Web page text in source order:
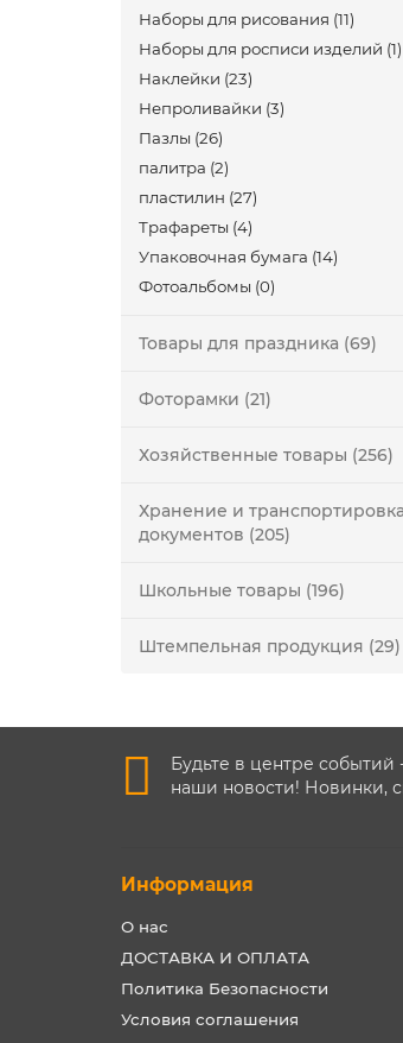
Наборы для рисования (11)
Наборы для росписи изделий (1)
Наклейки (23)
Непроливайки (3)
Пазлы (26)
палитра (2)
пластилин (27)
Трафареты (4)
Упаковочная бумага (14)
Фотоальбомы (0)
Товары для праздника (69)
Фоторамки (21)
Хозяйственные товары (256)
Хранение и транспортировка
документов (205)
Школьные товары (196)
Штемпельная продукция (29)
Будьте в центре
наши новости! Новинки,
Информация
О нас
ДОСТАВКА И ОПЛАТА
Политика Безопасности
Условия соглашения